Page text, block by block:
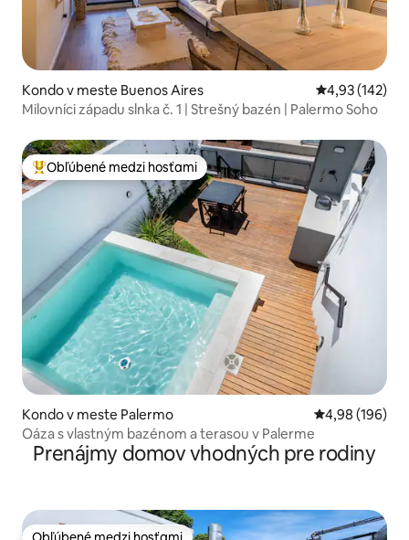
Kondo v meste Buenos Aires Priemerné
4,93 (142)
Milovníci západu slnka č. 1 | Strešný bazén | Palermo Soho
Najobľúbenejšie medzi hosťami
Obľúbené medzi hosťami
Kondo v meste Palermo Priemerné
4,98 (196)
Oáza s vlastným bazénom a terasou v Palerme
Prenájmy domov vhodných pre rodiny